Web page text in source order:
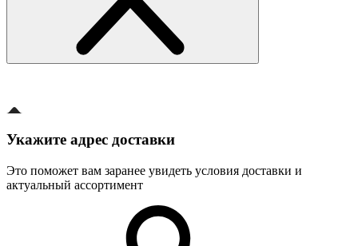
Укажите адрес доставки
Это поможет вам заранее увидеть условия доставки и
актуальный ассортимент